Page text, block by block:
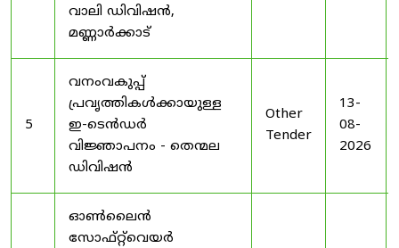
വാലി ഡിവിഷൻ,
മണ്ണാർക്കാട്
5
വനംവകുപ്പ്
പ്രവൃത്തികൾക്കായുള്ള
ഇ-ടെൻഡർ
വിജ്ഞാപനം - തെന്മല
ഡിവിഷൻ
Other
Tender
13-
08-
2026
ഓൺലൈൻ
സോഫ്റ്റ്‌വെയർ